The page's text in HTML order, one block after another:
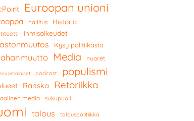
Euroopan unioni
hallitus Historia
Ihmisoikeudet
Kysy politiikasta
Media nuoret
podcast populismi
Ranska Retoriikka
media sukupuoli
talous talouspolitiikka